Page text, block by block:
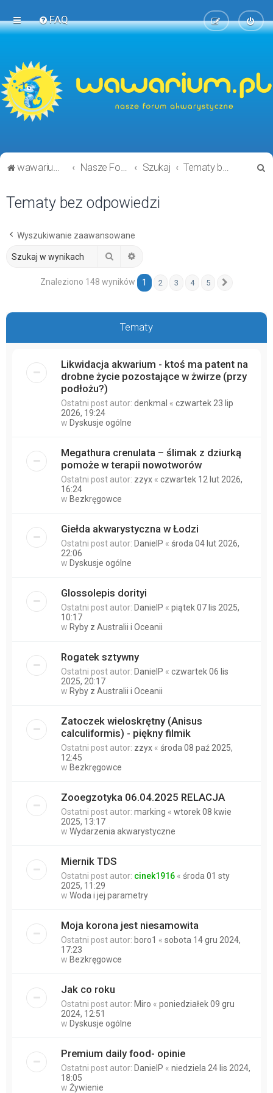
FAQ
wawarium.pl Nasze Forum Akwarystyczne Szukaj Tematy bez odpowiedzi
Tematy bez odpowiedzi
Wyszukiwanie zaawansowane
Szukaj
Znaleziono 148 wyników 1 2 3 4 5
Tematy
Likwidacja akwarium - ktoś ma patent na
drobne życie pozostające w żwirze (przy
podłożu?)
Ostatni post autor: denkmal « czwartek 23 lip
2026, 19:24
w Dyskusje ogólne
Megathura crenulata – ślimak z dziurką
pomoże w terapii nowotworów
Ostatni post autor: zzyx « czwartek 12 lut 2026,
16:24
w Bezkręgowce
Giełda akwarystyczna w Łodzi
Ostatni post autor: DanielP « środa 04 lut 2026,
22:06
w Dyskusje ogólne
Glossolepis dorityi
Ostatni post autor: DanielP « piątek 07 lis 2025,
10:17
w Ryby z Australii i Oceanii
Rogatek sztywny
Ostatni post autor: DanielP « czwartek 06 lis
2025, 20:17
w Ryby z Australii i Oceanii
Zatoczek wieloskrętny (Anisus
calculiformis) - piękny filmik
Ostatni post autor: zzyx « środa 08 paź 2025,
12:45
w Bezkręgowce
Zooegzotyka 06.04.2025 RELACJA
Ostatni post autor: marking « wtorek 08 kwie
2025, 13:17
w Wydarzenia akwarystyczne
Miernik TDS
Ostatni post autor: cinek1916 « środa 01 sty
2025, 11:29
w Woda i jej parametry
Moja korona jest niesamowita
Ostatni post autor: boro1 « sobota 14 gru 2024,
17:23
w Bezkręgowce
Jak co roku
Ostatni post autor: Miro « poniedziałek 09 gru
2024, 12:51
w Dyskusje ogólne
Premium daily food- opinie
Ostatni post autor: DanielP « niedziela 24 lis 2024,
18:05
w Żywienie